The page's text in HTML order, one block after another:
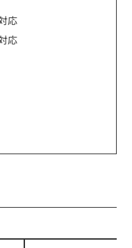
応
応